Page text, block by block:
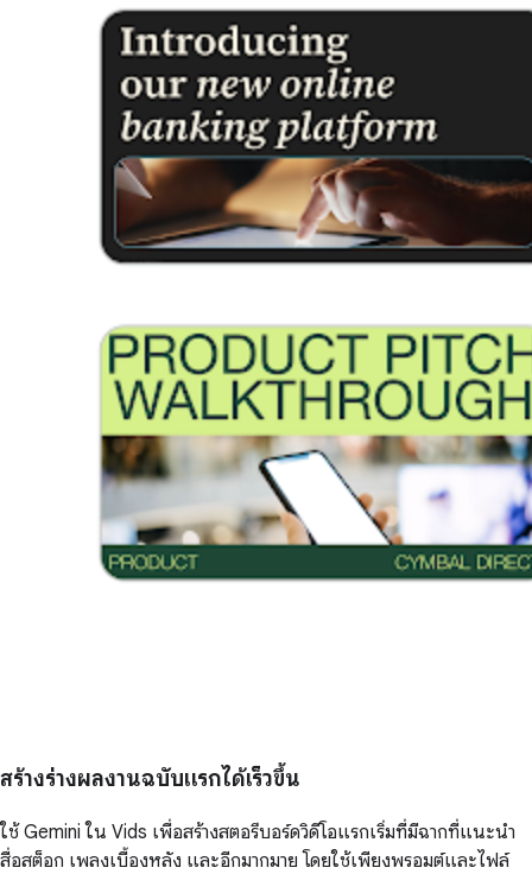
สร้างร่างผลงานฉบับแรกได้เร็วขึ้น
ใช้ Gemini ใน Vids เพื่อสร้างสตอรีบอร์ดวิดีโอแรกเริ่มที่มีฉากที่แนะนำ
สื่อสต็อก เพลงเบื้องหลัง และอีกมากมาย โดยใช้เพียงพรอมต์และไฟล์